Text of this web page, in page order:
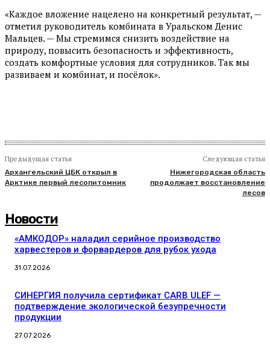
«Каждое вложение нацелено на конкретный результат, —
отметил руководитель комбината в Уральском Денис
Мальцев. — Мы стремимся снизить воздействие на
природу, повысить безопасность и эффективность,
создать комфортные условия для сотрудников. Так мы
развиваем и комбинат, и посёлок».
Предыдущая статья
Архангельский ЦБК открыл в
Арктике первый лесопитомник
Следующая статья
Нижегородская область
продолжает восстановление
лесов
Новости
«АМКОДОР» наладил серийное производство
харвестеров и форвардеров для рубок ухода
31.07.2026
СИНЕРГИЯ получила сертификат CARB ULEF —
подтверждение экологической безупречности
продукции
27.07.2026